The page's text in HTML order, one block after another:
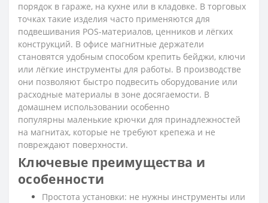
порядок в гараже, на кухне или в кладовке. В торговых
точках такие изделия часто применяются для
подвешивания POS-материалов, ценников и лёгких
конструкций. В офисе магнитные держатели
становятся удобным способом крепить бейджи, ключи
или лёгкие инструменты для работы. В производстве
они позволяют быстро подвесить оборудование или
расходные материалы в зоне досягаемости. В
домашнем использовании особенно
популярны маленькие крючки для принадлежностей
на магнитах, которые не требуют крепежа и не
повреждают поверхности.
Ключевые преимущества и
особенности
Простота установки: не нужны инструменты или